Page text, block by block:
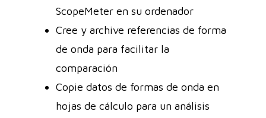
ScopeMeter en su ordenador
Cree y archive referencias de forma
de onda para facilitar la
comparación
Copie datos de formas de onda en
hojas de cálculo para un análisis